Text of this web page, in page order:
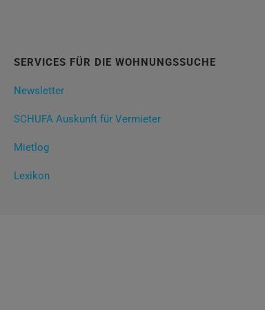
SERVICES FÜR DIE WOHNUNGSSUCHE
Newsletter
SCHUFA Auskunft für Vermieter
Mietlog
Lexikon